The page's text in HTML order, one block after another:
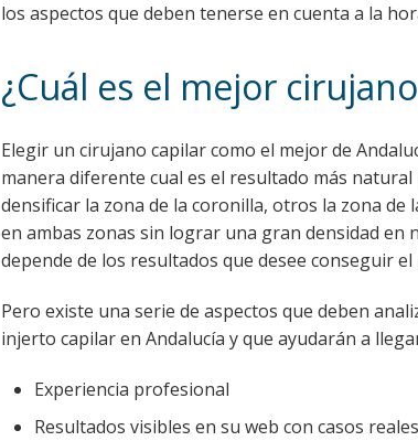
los aspectos que deben tenerse en cuenta a la
¿Cuál es el mejor
Elegir un cirujano capilar como el mejor de
manera diferente cual es el resultado más
densificar la zona de la coronilla, otros la zona
en ambas zonas sin lograr una gran densidad en
depende de los resultados que desee conseguir el
Pero existe una serie de aspectos que deben
injerto capilar en Andalucía y que ayudarán a
Experiencia profesional
Resultados visibles en su web con casos